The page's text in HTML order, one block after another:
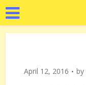
April 12, 2016 by